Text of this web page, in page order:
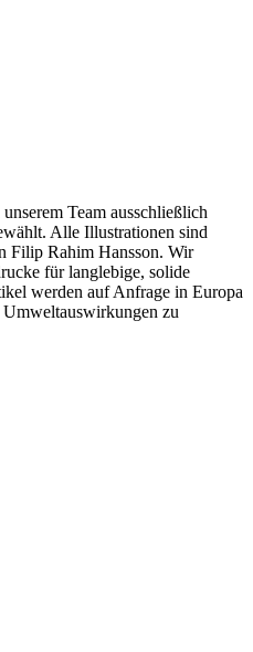
Team ausschließlich
Alle Illustrationen sind
Filip Rahim Hansson. Wir
für langlebige, solide
werden auf Anfrage in Europa
zu